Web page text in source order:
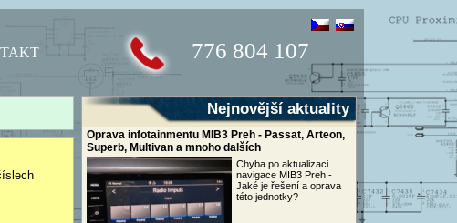
776 804 107
Nejnovější aktuality
Oprava infotainmentu MIB3 Preh - Passat, Arteon,
Superb, Multivan a mnoho dalších
Chyba po aktualizaci
navigace MIB3 Preh -
Jaké je řešení a oprava
této jednotky?